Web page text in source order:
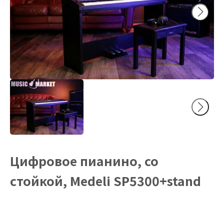
Цифровое пианино, со
стойкой, Medeli SP5300+stand